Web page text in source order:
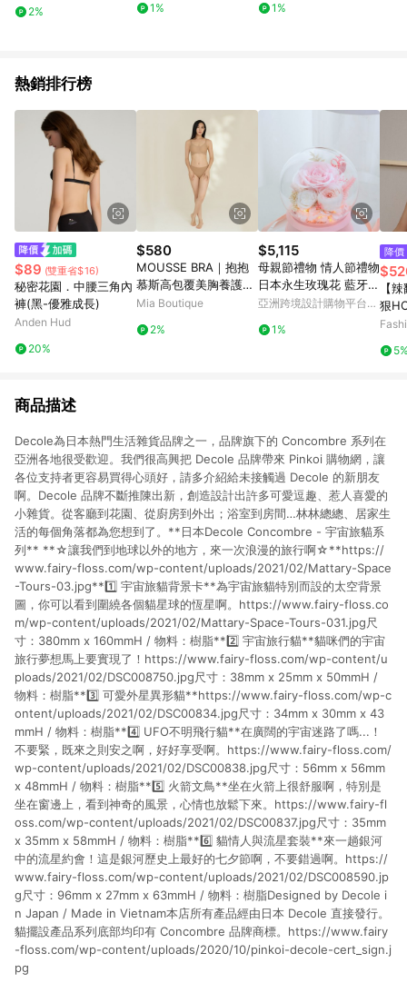
2%
1% 1%
熱銷排行榜
$89 (雙重省$16)
秘密花園．中腰三角內
褲(黑-優雅成長)
Anden Hud
20%
$580
MOUSSE BRA｜抱抱
慕斯高包覆美胸養護無
痕無鋼圈內衣
Mia Boutique
2%
$5,115
母親節禮物 情人節禮物
日本永生玫瑰花 藍牙音
箱
亞洲跨境設計購物平台
1%
降價
【
狠
平口
商品描述
Decole為日本熱門生活雜貨品牌之一，品牌旗下的 Concombre 系列在
亞洲各地很受歡迎。我們很高興把 Decole 品牌帶來 Pinkoi 購物網，讓
各位支持者更容易買得心頭好，請多介紹給未接觸過 Decole 的新朋友
啊。Decole 品牌不斷推陳出新，創造設計出許多可愛逗趣、惹人喜愛的
小雜貨。從客廳到花園、從廚房到外出；浴室到房間…林林總總、居家生
活的每個角落都為您想到了。**日本Decole Concombre - 宇宙旅貓系
列** **☆讓我們到地球以外的地方，來一次浪漫的旅行啊☆**https://
www.fairy-floss.com/wp-content/uploads/2021/02/Mattary-Space
-Tours-03.jpg**1️⃣ 宇宙旅貓背景卡**為宇宙旅貓特別而設的太空背景
圖，你可以看到圍繞各個貓星球的恆星啊。https://www.fairy-floss.co
m/wp-content/uploads/2021/02/Mattary-Space-Tours-031.jpg尺
寸：380mm x 160mmH / 物料：樹脂**2️⃣ 宇宙旅行貓**貓咪們的宇宙
旅行夢想馬上要實現了！https://www.fairy-floss.com/wp-content/u
ploads/2021/02/DSC008750.jpg尺寸：38mm x 25mm x 50mmH /
物料：樹脂**3️⃣ 可愛外星異形貓**https://www.fairy-floss.com/wp-c
ontent/uploads/2021/02/DSC00834.jpg尺寸：34mm x 30mm x 43
mmH / 物料：樹脂**4️⃣ UFO不明飛行貓**在廣闊的宇宙迷路了嗎...！
不要緊，既來之則安之啊，好好享受啊。https://www.fairy-floss.com/
wp-content/uploads/2021/02/DSC00838.jpg尺寸：56mm x 56mm
x 48mmH / 物料：樹脂**5️⃣ 火箭文鳥**坐在火箭上很舒服啊，特別是
坐在窗邊上，看到神奇的風景，心情也放鬆下來。https://www.fairy-fl
oss.com/wp-content/uploads/2021/02/DSC00837.jpg尺寸：35mm
x 35mm x 58mmH / 物料：樹脂**6️⃣ 貓情人與流星套裝**來一趟銀河
中的流星約會！這是銀河歷史上最好的七夕節啊，不要錯過啊。https://
www.fairy-floss.com/wp-content/uploads/2021/02/DSC008590.jp
g尺寸：96mm x 27mm x 63mmH / 物料：樹脂Designed by Decole i
n Japan / Made in Vietnam本店所有產品經由日本 Decole 直接發行。
貓擺設產品系列底部均印有 Concombre 品牌商標。https://www.fairy
-floss.com/wp-content/uploads/2020/10/pinkoi-decole-cert_sign.j
pg